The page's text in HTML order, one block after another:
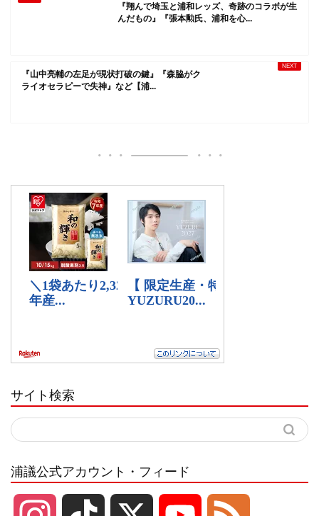
『翔んで埼玉と浦和レッズ、奇跡のコラボが生
んだもの』『張本勲氏、浦和を心...
『山中亮輔の左足が現状打破の鍵』『森脇がク
ライオセラピーで失神』など【浦...
サイト検索
浦議公式アカウント・フィード